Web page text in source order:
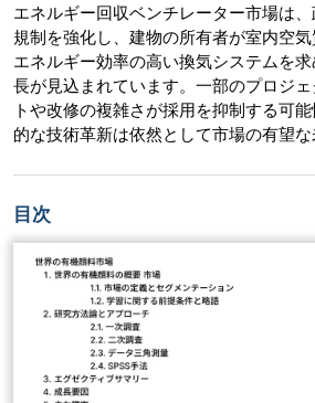
エネルギー回収ベンチレーター市場は
規制を強化し、建物の所有者が室内空
エネルギー効率の高い換気システムを
長が見込まれています。一部のプロジ
トや改修の複雑さが採用を抑制する可
的な技術革新は依然として市場の有望な
目次